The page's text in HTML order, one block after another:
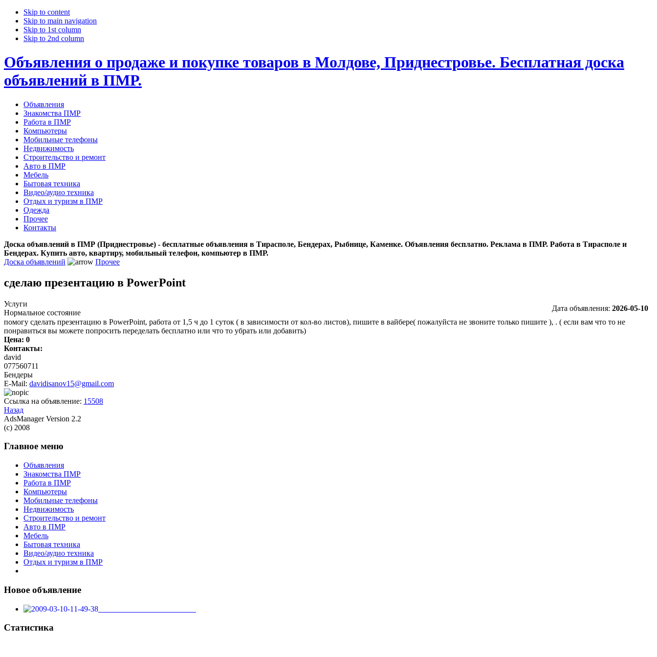
Skip to content
Skip to main navigation
Skip to 1st column
Skip to 2nd column
Объявления о продаже и покупке товаров в Молдове, Приднестровье. Бесплатная доска
объявлений в ПМР.
Объявления
Знакомства ПМР
Работа в ПМР
Компьютеры
Мобильные телефоны
Недвижимость
Строительство и ремонт
Авто в ПМР
Мебель
Бытовая техника
Видео/аудио техника
Отдых и туризм в ПМР
Одежда
Прочее
Контакты
Доска объявлений в ПМР (Приднестровье) - бесплатные объявления в Тирасполе, Бендерах, Рыбнице, Каменке. Объявления бесплатно. Реклама в ПМР. Работа в Тирасполе и
Бендерах. Купить авто, квартиру, мобильный телефон, компьютер в ПМР.
Доска объявлений
Прочее
сделаю презентацию в PowerPoint
Услуги
Нормальное состояние
Дата объявления: 2026-05-10
помогу сделать презентацию в PowerPoint, работа от 1,5 ч до 1 суток ( в зависимости от кол-во листов), пишите в вайбере( пожалуйста не звоните только пишите ), . ( если вам что то не
понравиться вы можете попросить переделать бесплатно или что то убрать или добавить)
Цена: 0
Контакты:
david
077560711
Бендеры
E-Mail: davidisanov15@gmail.com
Ссылка на объявление: 15508
Назад
AdsManager Version 2.2
(c) 2008
Главное меню
Объявления
Знакомства ПМР
Работа в ПМР
Компьютеры
Мобильные телефоны
Недвижимость
Строительство и ремонт
Авто в ПМР
Мебель
Бытовая техника
Видео/аудио техника
Отдых и туризм в ПМР
Новое объявление
Статистика